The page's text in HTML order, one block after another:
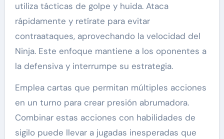
utiliza tácticas de golpe y huida. Ataca
rápidamente y retírate para evitar
contraataques, aprovechando la velocidad del
Ninja. Este enfoque mantiene a los oponentes a
la defensiva y interrumpe su estrategia.
Emplea cartas que permitan múltiples acciones
en un turno para crear presión abrumadora.
Combinar estas acciones con habilidades de
sigilo puede llevar a jugadas inesperadas que